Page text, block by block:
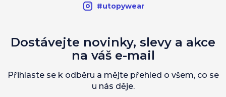
#utopywear
Dostávejte novinky, slevy a akce
na váš e-mail
Přihlaste se k odběru a mějte přehled o všem, co se
u nás děje.